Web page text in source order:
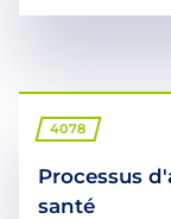
4078
Processus
santé